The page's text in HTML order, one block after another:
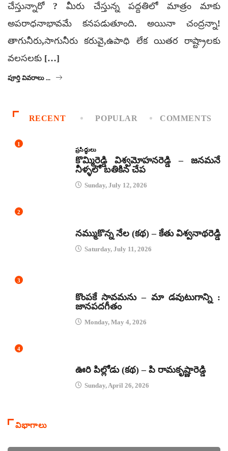
చేస్తున్నారో ? మీరు చేస్తున్న పద్దతిలో మాత్రం మాకు
అపరాధనాభావమే కనపడుతూంది. అయినా చంద్రన్నా!
తాగునీరు,సాగునీరు కరువై,ఉపాధి లేక యితర రాష్ట్రాలకు
వలసలకు […]
పూర్తి వివరాలు ...
RECENT POPULAR COMMENTS
1
ప్రసిద్ధులు
కొమ్మిరెడ్డి విశ్వమోహనరెడ్డి – జనమనే
నీళ్ళలో బతికిన చేప
Sunday, July 12, 2026
2
నమ్ముకొన్న నేల (కథ) – కేతు విశ్వనాథరెడ్డి
Saturday, July 11, 2026
3
కొంపకే సావమను – మా డవుటుగాన్ని :
జానపదగీతం
Monday, May 4, 2026
4
ఊరి పిల్లోడు (కథ) – పి రామకృష్ణారెడ్డి
Sunday, April 26, 2026
విభాగాలు